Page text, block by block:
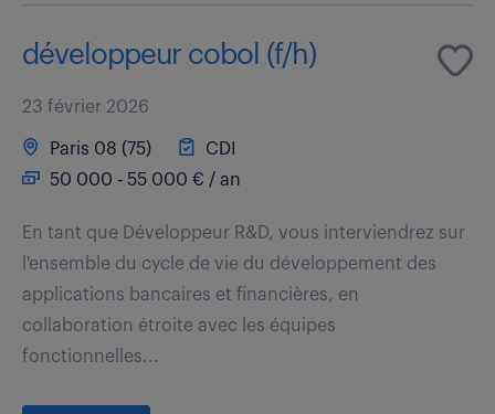
développeur cobol (f/h)
23 février 2026
Paris 08 (75)
CDI
50 000 - 55 000 € / an
En tant que Développeur R&D, vous interviendrez sur
l'ensemble du cycle de vie du développement des
applications bancaires et financières, en
collaboration étroite avec les équipes
fonctionnelles...